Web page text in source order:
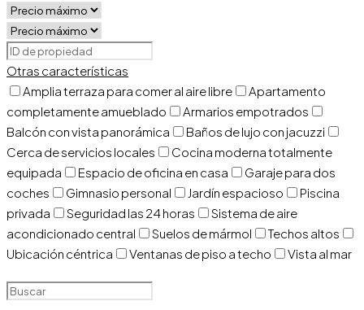
Otras características
Amplia terraza para comer al aire libre
Apartamento
completamente amueblado
Armarios empotrados
Balcón con vista panorámica
Baños de lujo con jacuzzi
Cerca de servicios locales
Cocina moderna totalmente
equipada
Espacio de oficina en casa
Garaje para dos
coches
Gimnasio personal Jardín espacioso
Piscina
privada
Seguridad las 24 horas
Sistema de aire
acondicionado central
Suelos de mármol
Techos altos
Ubicación céntrica
Ventanas de piso a techo Vista al mar